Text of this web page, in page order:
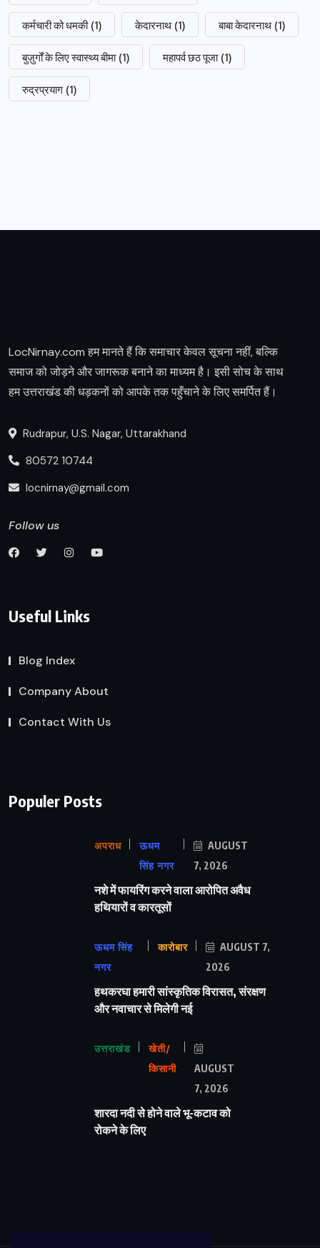
कर्मचारी को धमकी (1) केदारनाथ (1) बाबा केदारनाथ (1)
बुज़ुर्गों के लिए स्वास्थ्य बीमा (1) महापर्व छठ पूजा (1)
रुद्रप्रयाग (1)
LocNirnay.com हम मानते हैं कि समाचार केवल सूचना नहीं, बल्कि
समाज को जोड़ने और जागरूक बनाने का माध्यम है। इसी सोच के साथ
हम उत्तराखंड की धड़कनों को आपके तक पहुँचाने के लिए समर्पित हैं।
Rudrapur, U.S. Nagar, Uttarakhand
80572 10744
locnirnay@gmail.com
Follow us
Useful Links
Blog Index
Company About
Contact With Us
Populer Posts
अपराध
ऊधम
सिंह नगर
AUGUST
7, 2026
नशे में फायरिंग करने वाला आरोपित अवैध
हथियारों व कारतूसों
ऊधम सिंह
नगर
कारोबार
AUGUST 7,
2026
हथकरघा हमारी सांस्कृतिक विरासत, संरक्षण
और नवाचार से मिलेगी नई
उत्तराखंड
खेती/
किसानी
AUGUST
7, 2026
शारदा नदी से होने वाले भू-कटाव को
रोकने के लिए